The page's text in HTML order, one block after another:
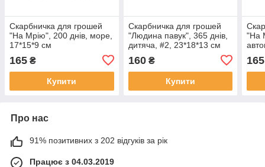
Скарбничка для грошей
"На Мрію", 200 днів, море,
17*15*9 см
165 ₴
Купити
Скарбничка для грошей
"Людина павук", 365 днів,
дитяча, #2, 23*18*13 см
160₴
Купити
"На
165
Про нас
91% позитивних з 202 відгуків за рік
Працює з 04.03.2019